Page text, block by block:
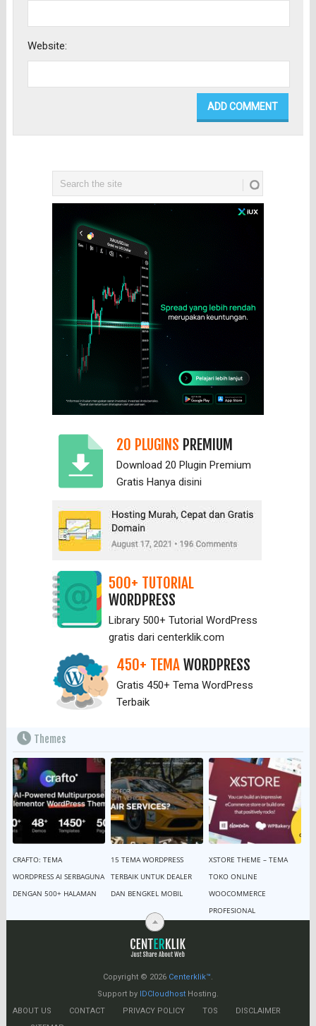
Website:
20 PLUGINS PREMIUM
Download 20 Plugin Premium
Gratis Hanya disini
500+ TUTORIAL
WORDPRESS
Library 500+ Tutorial WordPress
gratis dari centerklik.com
450+ TEMAWORDPRESS
Gratis 450+ Tema WordPress
Terbaik
Themes
CRAFTO: TEMA
WORDPRESS AI SERBAGUNA
DENGAN 500+ HALAMAN
15 TEMA WORDPRESS
TERBAIK UNTUK DEALER
DAN BENGKEL MOBIL
XSTORE THEME – TEMA
TOKO ONLINE
WOOCOMMERCE
PROFESIONAL
Copyright © 2026 Centerklik™
Support by IDCloudhost Hosting.
ABOUT US
CONTACT PRIVACY POLICY TOS
DISCLAIMER